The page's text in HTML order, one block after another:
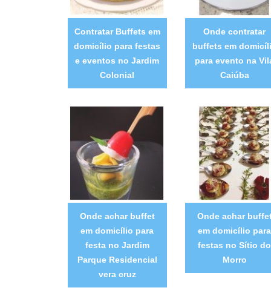
Contratar Buffets em
domicílio para festas
e eventos no Jardim
Colonial
Onde contratar
buffets em
para evento na
Caiúba
Onde achar buffet
em domicílio para
festa no Jardim
Parque Residencial
vera cruz
Onde achar
em domicílio para
festas no Sítio do
Morro